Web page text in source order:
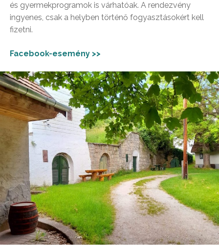
és gyermekprogramok is várhatóak. A rendezvény
ingyenes, csak a helyben történő fogyasztásokért kell
fizetni.
Facebook-esemény >>